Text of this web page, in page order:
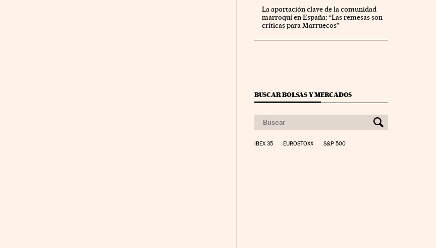
La aportación clave de la comunidad
marroquí en España: “Las remesas son
críticas para Marruecos”
BUSCAR BOLSAS Y MERCADOS
IBEX 35 EUROSTOXX S&P 500